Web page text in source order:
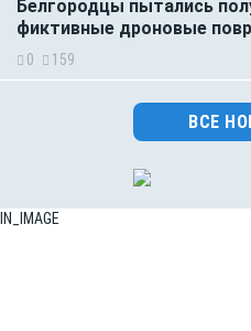
Белгородцы пытались
фиктивные дроновые
0 159
ВСЕ
IN_IMAGE